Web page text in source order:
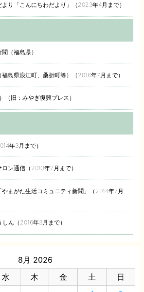
り「こんにちわだより」（2023年4月まで）
（福島県）
島県浪江町、桑折町等）（2016年7月まで）
（旧：みやぎ復興プレス）
年3月まで）
ン通信（2013年7月まで）
やまがた生活コミュニティ新聞」（2014年7月
ん（2016年3月まで）
8月 2026
水 木 金 土
日